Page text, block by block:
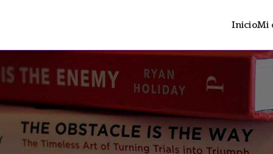
InicioMi